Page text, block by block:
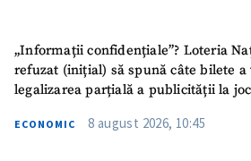
„Informații confidențiale”? Loteria
refuzat (inițial) să spună câte bilete
legalizarea parțială a publicității la
ECONOMIC 8 august 2026, 10:45
Fotografie
+ Încarcă imagine